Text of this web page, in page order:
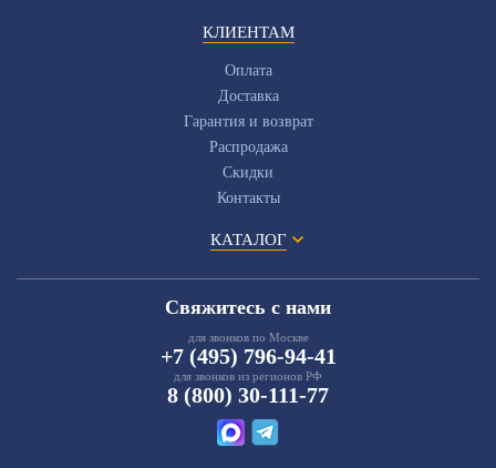
КЛИЕНТАМ
Оплата
Доставка
Гарантия и возврат
Распродажа
Скидки
Контакты
КАТАЛОГ
Свяжитесь с нами
для звонков по Москве
+7 (495) 796-94-41
для звонков из регионов РФ
8 (800) 30-111-77